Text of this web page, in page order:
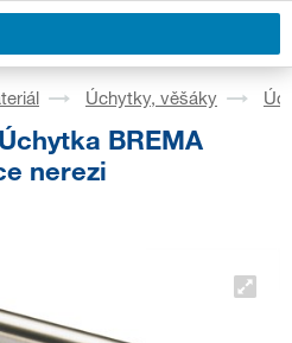
Úchytky, věšáky
BREMA
nerezi